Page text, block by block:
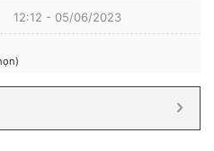
12:12 - 05/06/2023